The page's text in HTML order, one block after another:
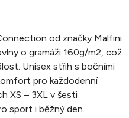
od značky Malfini
o gramáži 160g/m2, což
Unisex střih s bočními
pro každodenní
XS – 3XL v šesti
sport i běžný den.